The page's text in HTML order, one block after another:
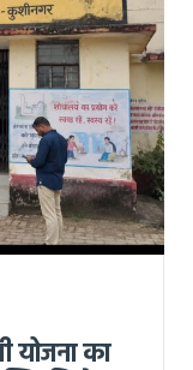
योजना का